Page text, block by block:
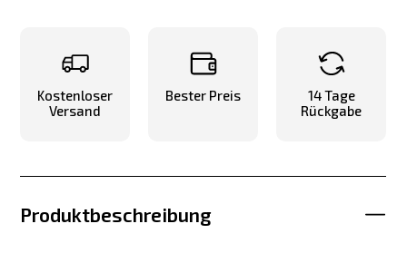
Kostenloser
Versand
Bester Preis
14 Tage
Rückgabe
Produktbeschreibung